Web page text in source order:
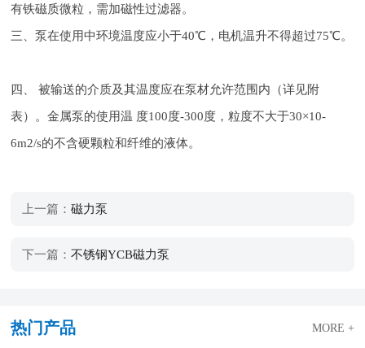
有铁磁质微粒，需加磁性过滤器。
三、泵在使用中环境温度应小于40℃，电机温升不得超过75℃。
四、 被输送的介质及其温度应在泵材允许范围内（详见附
表）。金属泵的使用温 度100度-300度，粒度不大于30×10-
6m2/s的不含硬颗粒和纤维的液体。
上一篇： 磁力泵
下一篇： 不锈钢YCB磁力泵
热门产品 MORE +